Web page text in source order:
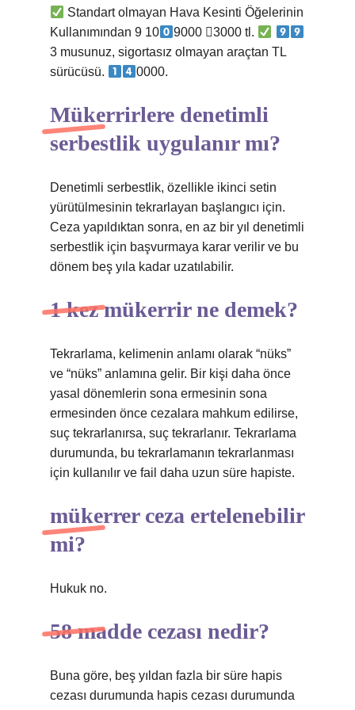
Standart olmayan Hava Kesinti Öğelerinin
Kullanımından 9 10
9000 ⃣3000 tl.
3 musunuz, sigortasız olmayan araçtan TL
sürücüsü.
0000.
Mükerrirlere denetimli
serbestlik uygulanır mı?
Denetimli serbestlik, özellikle ikinci setin
yürütülmesinin tekrarlayan başlangıcı için.
Ceza yapıldıktan sonra, en az bir yıl denetimli
serbestlik için başvurmaya karar verilir ve bu
dönem beş yıla kadar uzatılabilir.
1 kez mükerrir ne demek?
Tekrarlama, kelimenin anlamı olarak “nüks”
ve “nüks” anlamına gelir. Bir kişi daha önce
yasal dönemlerin sona ermesinin sona
ermesinden önce cezalara mahkum edilirse,
suç tekrarlanırsa, suç tekrarlanır. Tekrarlama
durumunda, bu tekrarlamanın tekrarlanması
için kullanılır ve fail daha uzun süre hapiste.
mükerrer ceza ertelenebilir
mi?
Hukuk no.
58 madde cezası nedir?
Buna göre, beş yıldan fazla bir süre hapis
cezası durumunda hapis cezası durumunda